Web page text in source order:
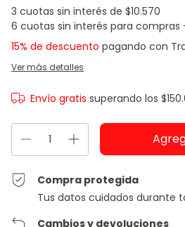
3 cuotas sin interés de $10.570
15% de descuento pagando con
Ver más detalles
Envío gratis superando los
Compra protegida
Tus datos cuidados durante
Cambios y devoluciones